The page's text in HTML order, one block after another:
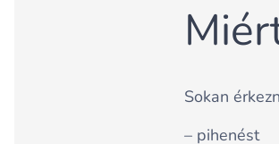
Sokan
– pihenést